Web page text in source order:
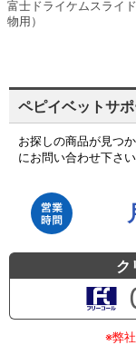
富士ドライケムスライ
物用）
ペピイベットサ
お探しの商品が見つ
にお問い合わせ下さい
ク
※弊